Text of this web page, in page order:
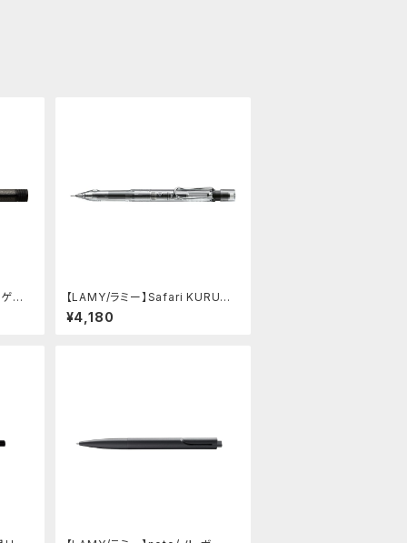
ル
ーン
【LAMY/ラミー】Safari KURUTO
GA inside シャープペンシル (ビ
スタ)
¥4,180